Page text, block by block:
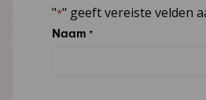
"*" geeft vereiste velden
Naam *